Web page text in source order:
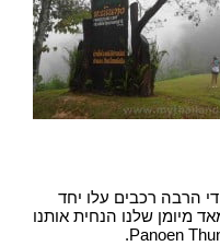
הרבה רכבים עלו יחד
מיומן שלנו הנחית אותנו